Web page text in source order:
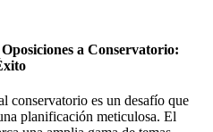
a Conservatorio:
conservatorio es un desafío que
planificación meticulosa. El